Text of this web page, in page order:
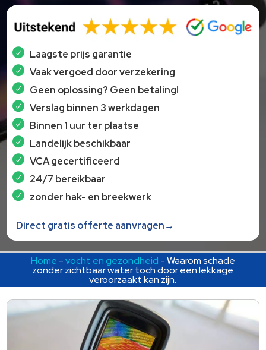
Laagste prijs garantie
Vaak vergoed door verzekering
Geen oplossing? Geen betaling!
Verslag binnen 3 werkdagen
Binnen 1 uur ter plaatse
Landelijk beschikbaar
VCA gecertificeerd
24/7 bereikbaar
zonder hak- en breekwerk
Direct gratis offerte aanvragen→
Home -vocht en gezondheid -Waarom schade
zonder zichtbaar water toch door een lekkage
veroorzaakt kan zijn.